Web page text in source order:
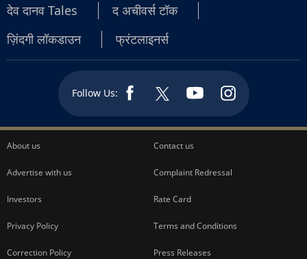
देव दानव Tales
द अचीवर्स टॉक
ज़िंदगी लॉकडाउन
फ्रंटलाइनर्स
Follow Us:
About us Contact us
Advertise with us Complaint Redressal
Investors Rate Card
Privacy Policy Terms and Conditions
Correction Policy Press Releases